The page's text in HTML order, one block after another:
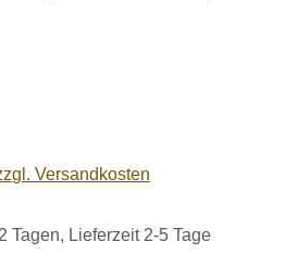
Versandkosten
Tagen, Lieferzeit 2-5 Tage